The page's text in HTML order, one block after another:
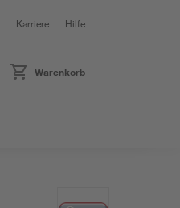
Karriere Hilfe
Warenkorb